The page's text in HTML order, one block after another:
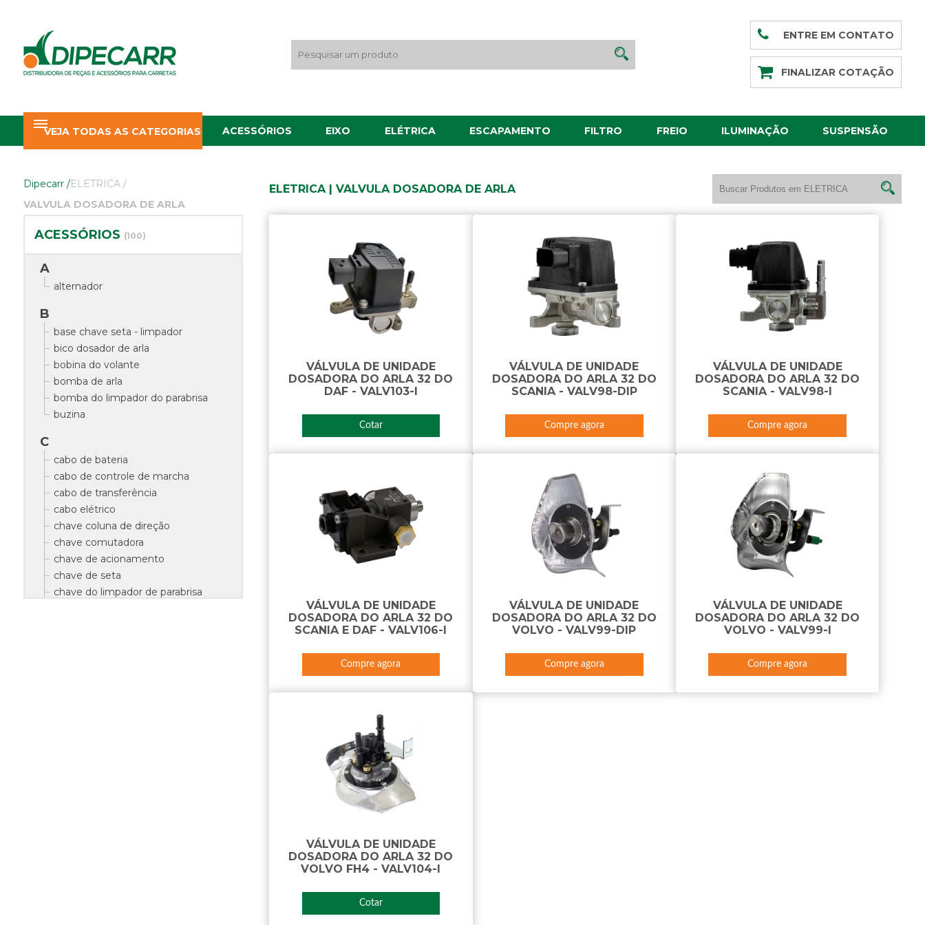
ENTRE EM CONTATO
FINALIZAR COTAÇÃO
VEJA TODAS AS CATEGORIAS ACESSÓRIOS EIXO ELÉTRICA ESCAPAMENTO FILTRO FREIO ILUMINAÇÃO SUSPENSÃO
Dipecarr /ELETRICA /
VALVULA DOSADORA DE ARLA
ACESSÓRIOS (100)
A
alternador
B
base chave seta - limpador
bico dosador de arla
bobina do volante
bomba de arla
bomba do limpador do parabrisa
buzina
C
cabo de bateria
cabo de controle de marcha
cabo de transferência
cabo elétrico
chave coluna de direção
chave comutadora
chave de acionamento
chave de seta
chave do limpador de parabrisa
ELETRICA | VALVULA DOSADORA DE ARLA
VÁLVULA DE UNIDADE
DOSADORA DO ARLA 32 DO
DAF - VALV103-I
Cotar
VÁLVULA DE UNIDADE
DOSADORA DO ARLA 32 DO
SCANIA - VALV98-DIP
Compre agora
VÁLVULA DE UNIDADE
DOSADORA DO ARLA 32 DO
SCANIA - VALV98-I
Compre agora
VÁLVULA DE UNIDADE
DOSADORA DO ARLA 32 DO
SCANIA E DAF - VALV106-I
Compre agora
VÁLVULA DE UNIDADE
DOSADORA DO ARLA 32 DO
VOLVO - VALV99-DIP
Compre agora
VÁLVULA DE UNIDADE
DOSADORA DO ARLA 32 DO
VOLVO - VALV99-I
Compre agora
VÁLVULA DE UNIDADE
DOSADORA DO ARLA 32 DO
VOLVO FH4 - VALV104-I
Cotar